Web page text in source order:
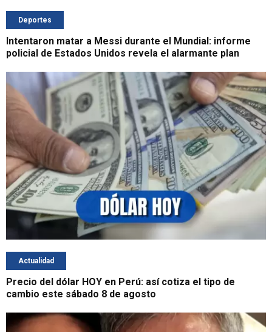
Deportes
Intentaron matar a Messi durante el Mundial: informe
policial de Estados Unidos revela el alarmante plan
Actualidad
Precio del dólar HOY en Perú: así cotiza el tipo de
cambio este sábado 8 de agosto